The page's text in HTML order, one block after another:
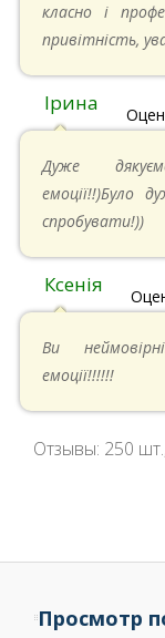
класно і
привітність,
Ірина
Дуже
емоції!!)Було
спробувати!))
Ксенія
Ви
емоції!!!!!!
Отзывы: 250
Просмотр